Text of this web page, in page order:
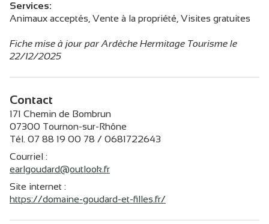
Services:
Animaux acceptés, Vente à la propriété, Visites gratuites
Fiche mise à jour par Ardèche Hermitage Tourisme le
22/12/2025
Contact
171 Chemin de Bombrun
07300 Tournon-sur-Rhône
Tél. 07 88 19 00 78 / 0681722643
Courriel :
earlgoudard@outlook.fr
Site internet :
https://domaine-goudard-et-filles.fr/